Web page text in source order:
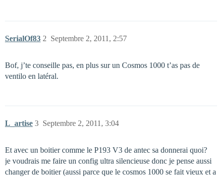
SerialOf83 Septembre 2, 2011, 2:57
2
Bof, j’te conseille pas, en plus sur un Cosmos 1000 t’as pas de
ventilo en latéral.
L_artise Septembre 2, 2011, 3:04
3
Et avec un boitier comme le P193 V3 de antec sa donnerai quoi?
je voudrais me faire un config ultra silencieuse donc je pense aussi
changer de boitier (aussi parce que le cosmos 1000 se fait vieux et a